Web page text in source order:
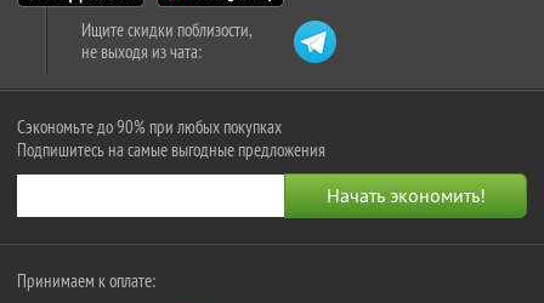
Ищите скидки поблизости,
не выходя из чата:
Сэкономьте до 90% при любых покупках
Подпишитесь на самые выгодные предложения
Принимаем к оплате: